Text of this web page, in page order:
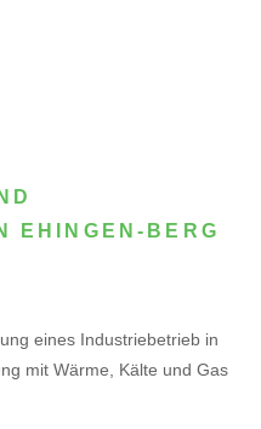
EHINGEN-BERG
eines Industriebetrieb in
mit Wärme, Kälte und Gas